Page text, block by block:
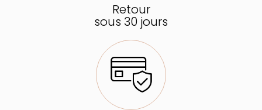
Retour
sous 30 jours